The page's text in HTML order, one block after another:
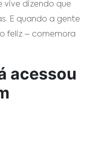
vive dizendo que
E quando a gente
feliz – comemora
acessou